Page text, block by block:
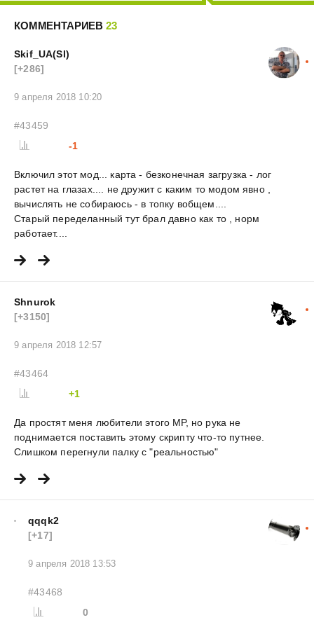
КОММЕНТАРИЕВ 23
Skif_UA(SI)
[+286]
9 апреля 2018 10:20
#43459
-1
Включил этот мод... карта - безконечная загрузка - лог
растет на глазах.... не дружит с каким то модом явно ,
вычислять не собираюсь - в топку вобщем....
Старый переделанный тут брал давно как то , норм
работает....
Shnurok
[+3150]
9 апреля 2018 12:57
#43464
+1
Да простят меня любители этого МР, но рука не
поднимается поставить этому скрипту что-то путнее.
Слишком перегнули палку с "реальностью"
qqqk2
[+17]
9 апреля 2018 13:53
#43468
0